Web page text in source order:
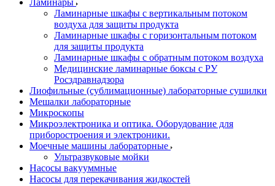
Ламинары
Ламинарные шкафы с вертикальным потоком
воздуха для защиты продукта
Ламинарные шкафы с горизонтальным потоком
для защиты продукта
Ламинарные шкафы с обратным потоком воздуха
Медицинские ламинарные боксы с РУ
Росздравнадзора
Лиофильные (сублимационные) лабораторные сушилки
Мешалки лабораторные
Микроскопы
Микроэлектроника и оптика. Оборудование для
приборостроения и электроники.
Моечные машины лабораторные
Ультразвуковые мойки
Насосы вакууммные
Насосы для перекачивания жидкостей